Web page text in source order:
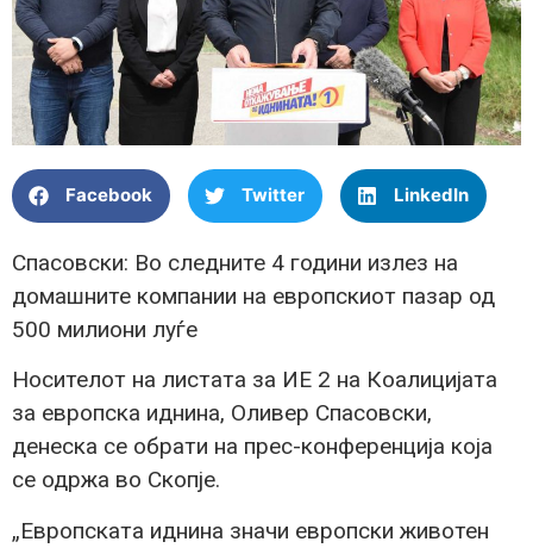
Facebook Twitter LinkedIn
Спасовски: Во следните 4 години излез на
домашните компании на европскиот пазар од
500 милиони луѓе
Носителот на листата за ИЕ 2 на Коалицијата
за европска иднина, Оливер Спасовски,
денеска се обрати на прес-конференција која
се одржа во Скопје.
„Европската иднина значи европски животен